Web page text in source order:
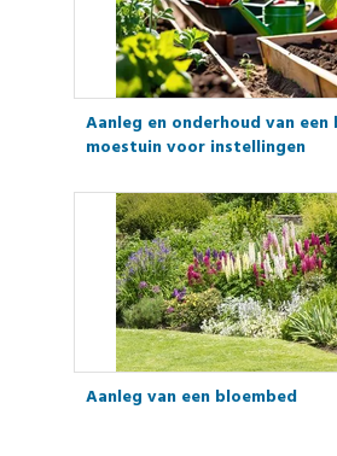
Aanleg en onderhoud van
moestuin voor instellingen
Aanleg van een bloembed